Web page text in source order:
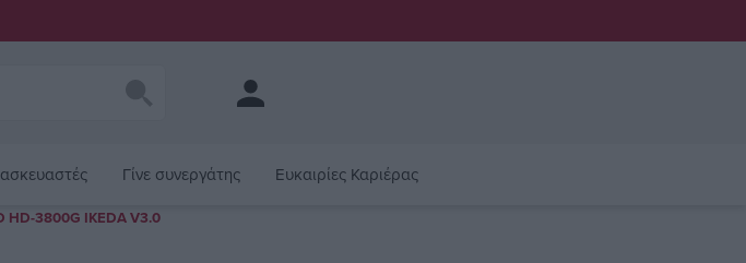
Γίνε συνεργάτης Ευκαιρίες Καριέρας
3800G IKEDA V3.0